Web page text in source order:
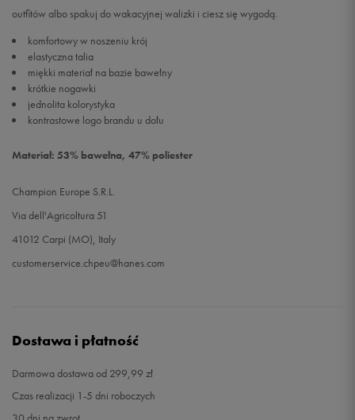
outfitów albo spakuj do wakacyjnej walizki i ciesz się wygodą.
komfortowy w noszeniu krój
elastyczna talia
miękki materiał na bazie bawełny
krótkie nogawki
jednolita kolorystyka
kontrastowe logo brandu u dołu
Materiał: 53% bawełna, 47% poliester
Champion Europe S.R.L.
Via dell'Agricoltura 51
41012 Carpi (MO), Italy
customerservice.chpeu@hanes.com
Dostawa i płatność
Darmowa dostawa od 299,99 zł
Czas realizacji 1-5 dni roboczych